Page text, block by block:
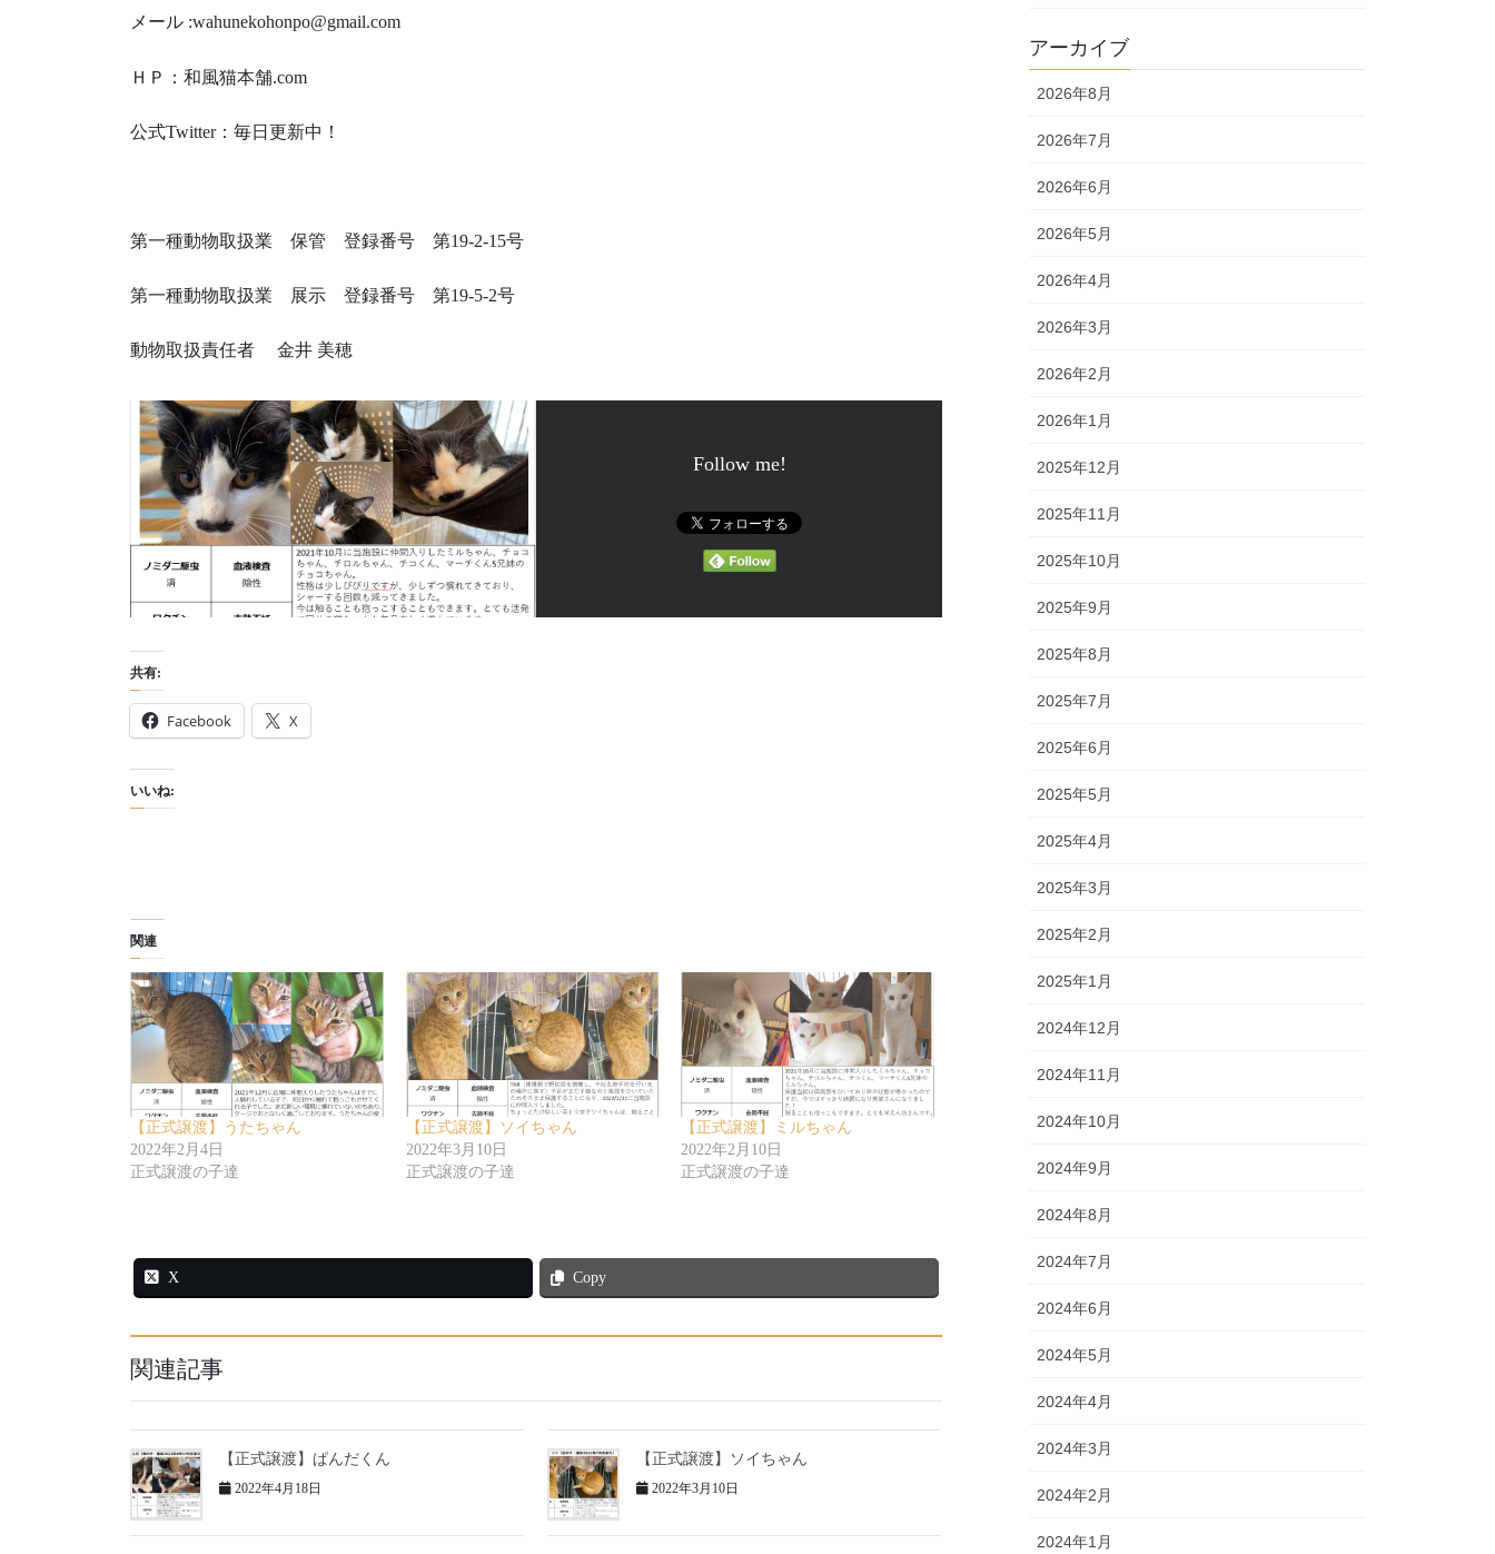
メール :wahunekohonpo@gmail.com
ＨＰ：和風猫本舗.com​
公式Twitter：毎日更新中！
第一種動物取扱業 保管 登録番号 第19-2-15号​
第一種動物取扱業 展示 登録番号 第19-5-2号​
動物取扱責任者 金井 美穂
Follow me!
共有:
Facebook X
いいね:
関連
【正式譲渡】うたちゃん
2022年2月4日
正式譲渡の子達
【正式譲渡】ソイちゃん
2022年3月10日
正式譲渡の子達
【正式譲渡】ミルちゃん
2022年2月10日
正式譲渡の子達
X Copy
関連記事
【正式譲渡】ぱんだくん
2022年4月18日
【正式譲渡】ソイちゃん
2022年3月10日
アーカイブ
2026年8月
2026年7月
2026年6月
2026年5月
2026年4月
2026年3月
2026年2月
2026年1月
2025年12月
2025年11月
2025年10月
2025年9月
2025年8月
2025年7月
2025年6月
2025年5月
2025年4月
2025年3月
2025年2月
2025年1月
2024年12月
2024年11月
2024年10月
2024年9月
2024年8月
2024年7月
2024年6月
2024年5月
2024年4月
2024年3月
2024年2月
2024年1月